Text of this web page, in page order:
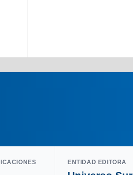
ENTIDAD EDITORA